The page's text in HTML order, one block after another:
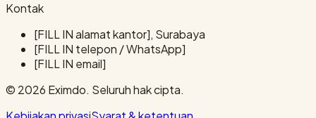
Kontak
[FILL IN alamat kantor], Surabaya
[FILL IN telepon / WhatsApp]
[FILL IN email]
© 2026 Eximdo. Seluruh hak cipta.